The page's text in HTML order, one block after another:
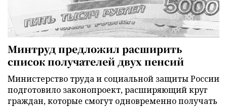
Минтруд предложил расширить
список получателей двух пенсий
Министерство труда и социальной защиты России
подготовило законопроект, расширяющий круг
граждан, которые смогут одновременно получать